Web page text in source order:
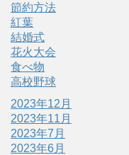
節約方法
紅葉
結婚式
花火大会
食べ物
高校野球
2023年12月
2023年11月
2023年7月
2023年6月